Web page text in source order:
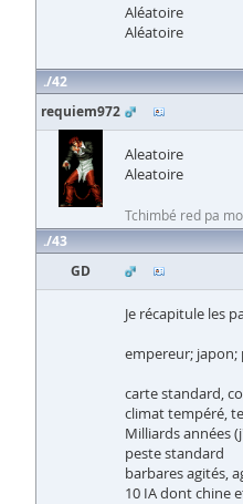
Aléatoire
Aléatoire
42
requiem972
Aleatoire
Aleatoire
Tchimbé red pa
43
GD
Je récapitule les
empereur; japon;
carte standard,
climat tempéré,
Milliards années
peste standard
barbares agités,
10 IA dont chine